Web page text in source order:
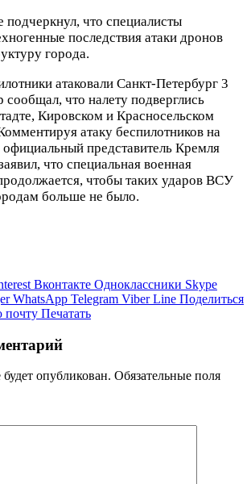
подчеркнул, что специалисты
последствия атаки дронов
города.
атаковали Санкт-Петербург 3
что налету подверглись
Кировском и Красносельском
атаку беспилотников на
официальный представитель Кремля
что специальная военная
чтобы таких ударов ВСУ
больше не было.
Вконтакте Одноклассники Skype
WhatsApp Telegram Viber Line Поделиться
почту Печатать
опубликован. Обязательные поля